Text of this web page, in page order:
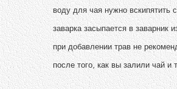
воду для чая нужно вскипятить
заварка засыпается в заварник
при добавлении трав не
после того, как вы залили чай и